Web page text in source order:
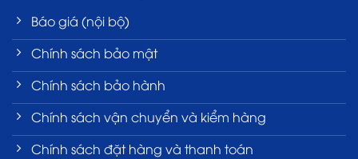
Báo giá (nội bộ)
Chính sách bảo mật
Chính sách bảo hành
Chính sách vận chuyển và kiểm hàng
Chính sách đặt hàng và thanh toán